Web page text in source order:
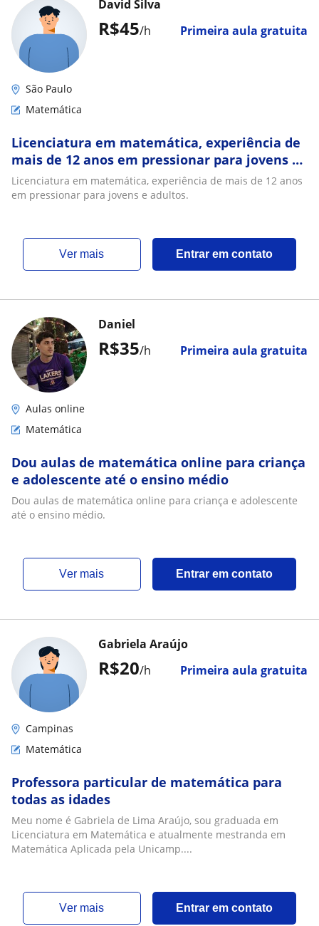
R$45/h Primeira aula gratuita
David Silva
São Paulo
Matemática
Licenciatura em matemática, experiência de
mais de 12 anos em pressionar para jovens e
adultos
Licenciatura em matemática, experiência de mais de 12 anos
em pressionar para jovens e adultos.
ver mais Entrar em contato
R$35/h Primeira aula gratuita
Daniel
Aulas online
Matemática
Dou aulas de matemática online para criança
e adolescente até o ensino médio
Dou aulas de matemática online para criança e adolescente
até o ensino médio.
ver mais Entrar em contato
R$20/h Primeira aula gratuita
Gabriela Araújo
Campinas
Matemática
Professora particular de matemática para
todas as idades
Meu nome é Gabriela de Lima Araújo, sou graduada em
Licenciatura em Matemática e atualmente mestranda em
Matemática Aplicada pela Unicamp....
ver mais Entrar em contato